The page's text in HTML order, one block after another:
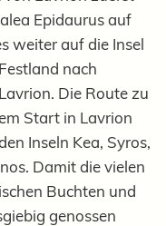
Epidaurus auf
weiter auf die Insel
nach
Die Route zu
Start in Lavrion
Inseln Kea, Syros,
Damit die vielen
Buchten und
genossen